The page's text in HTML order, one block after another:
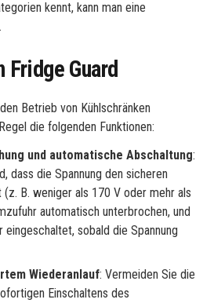
kennt, kann man eine
Fridge Guard
Betrieb von Kühlschränken
die folgenden Funktionen:
und automatische Abschaltung:
dass die Spannung den sicheren
B. weniger als 170 V oder mehr als
automatisch unterbrochen, und
sobald die Spannung
Wiederanlauf: Vermeiden Sie die
Einschaltens des